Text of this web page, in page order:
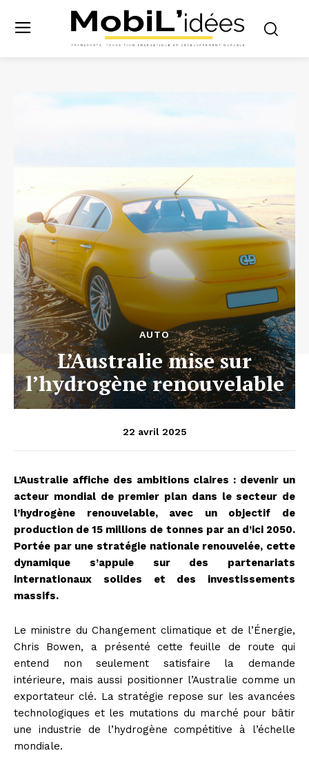
AUTO
L’Australie mise sur
l’hydrogène renouvelable
22 avril 2025
L’Australie affiche des ambitions claires : devenir un
acteur mondial de premier plan dans le secteur de
l’hydrogène renouvelable, avec un objectif de
production de 15 millions de tonnes par an d’ici 2050.
Portée par une stratégie nationale renouvelée, cette
dynamique s’appuie sur des partenariats
internationaux solides et des investissements
massifs.
Le ministre du Changement climatique et de l’Énergie,
Chris Bowen, a présenté cette feuille de route qui
entend non seulement satisfaire la demande
intérieure, mais aussi positionner l’Australie comme un
exportateur clé. La stratégie repose sur les avancées
technologiques et les mutations du marché pour bâtir
une industrie de l’hydrogène compétitive à l’échelle
mondiale.